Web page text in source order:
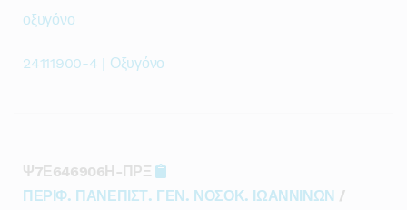
οξυγόνο
24111900-4 | Οξυγόνο
Ψ7Ε646906Η-ΠΡΞ
ΠΕΡΙΦ. ΠΑΝΕΠΙΣΤ. ΓΕΝ. ΝΟΣΟΚ. ΙΩΑΝΝΙΝΩΝ /